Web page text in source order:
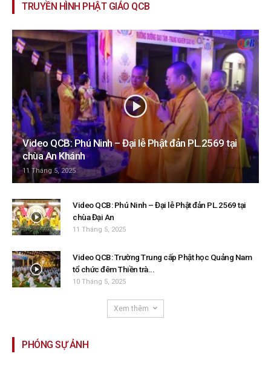
TRUYỀN HÌNH PHẬT GIÁO QCB
Video QCB: Phú Ninh – Đại lễ Phật đản PL.2569 tại
chùa An Khánh
11 Tháng 5, 2025
Video QCB: Phú Ninh – Đại lễ Phật đản PL.2569 tại
chùa Đại An
11 Tháng 5, 2025
Video QCB: Trường Trung cấp Phật học Quảng Nam
tổ chức đêm Thiền trà...
10 Tháng 5, 2025
Xem thêm
PHÓNG SỰ ẢNH